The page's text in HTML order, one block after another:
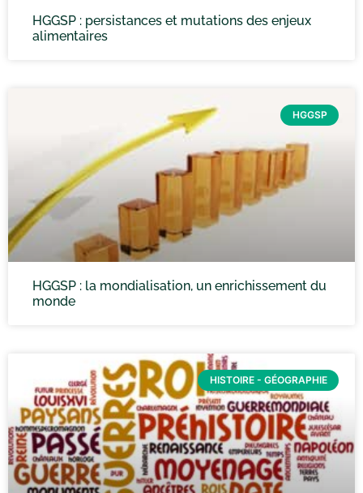
HGGSP : persistances et mutations des enjeux
alimentaires
HGGSP
HGGSP : la mondialisation, un enrichissement du
monde
HISTOIRE - GÉOGRAPHIE